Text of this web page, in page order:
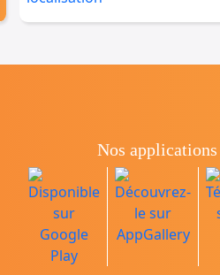
Nos applications